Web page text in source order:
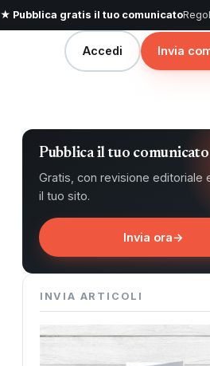
★ Pubblica gratis il tuo comunicato
Accedi Invia
Pubblica il tuo comunicato
Gratis, con revisione editoriale
il tuo sito.
Invia ora→
INVIA ARTICOLI